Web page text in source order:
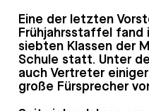
Eine der letzten
Frühjahrsstaffel fand
siebten Klassen der
Schule statt. Unter
auch Vertreter
große Fürsprecher